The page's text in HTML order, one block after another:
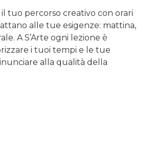
tuo percorso creativo con orari
alle tue esigenze: mattina,
A S’Arte ogni lezione è
i tuoi tempi e le tue
alla qualità della